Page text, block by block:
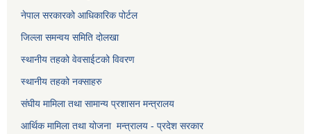
नेपाल सरकारको आधिकारिक पोर्टल
जिल्ला समन्वय समिति दोलखा
स्थानीय तहको वेवसाईटको विवरण
स्थानीय तहको नक्साहरु
संघीय मामिला तथा सामान्य प्रशासन मन्त्रालय
आर्थिक मामिला तथा योजना मन्त्रालय - प्रदेश सरकार